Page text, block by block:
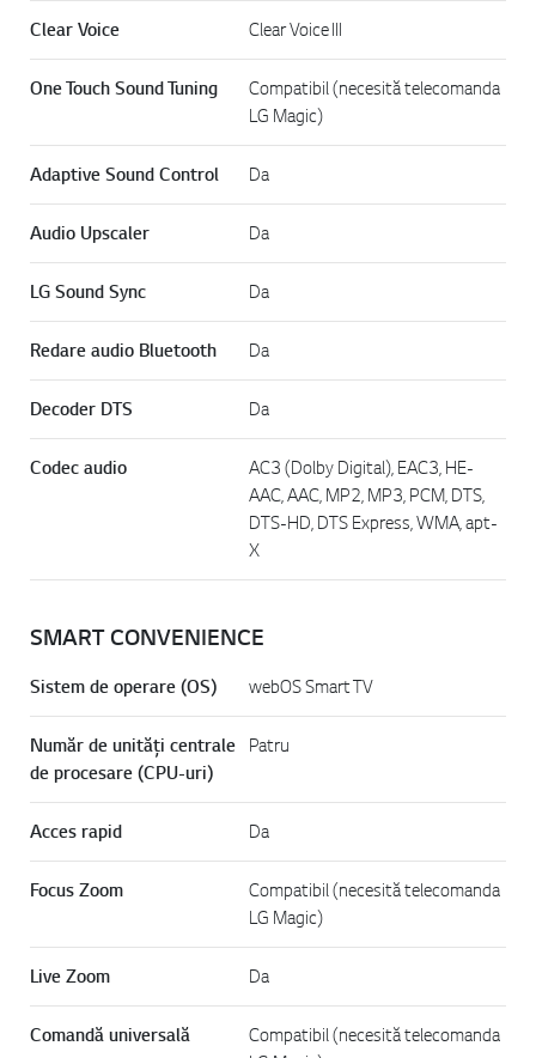
Clear Voice Clear Voice III
One Touch Sound Tuning
Compatibil (necesită telecomanda
LG Magic)
Adaptive Sound Control Da
Audio Upscaler Da
LG Sound Sync Da
Redare audio Bluetooth Da
Decoder DTS Da
Codec audio
AC3 (Dolby Digital), EAC3, HE-
AAC, AAC, MP2, MP3, PCM, DTS,
DTS-HD, DTS Express, WMA, apt-
X
SMART CONVENIENCE
Sistem de operare (OS) webOS Smart TV
Număr de unități centrale
de procesare (CPU-uri)
Patru
Acces rapid Da
Focus Zoom
Compatibil (necesită telecomanda
LG Magic)
Live Zoom Da
Comandă universală
Compatibil (necesită telecomanda